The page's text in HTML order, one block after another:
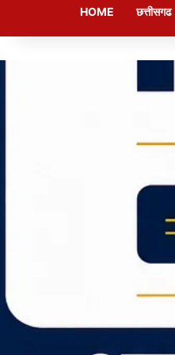
HOME छत्तीसगढ